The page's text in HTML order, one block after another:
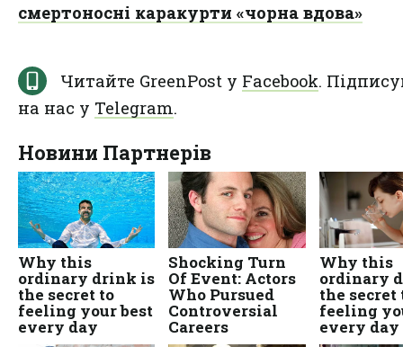
смертоносні каракурти «чорна вдова»
Читайте GreenPost у Facebook.
на нас у Telegram.